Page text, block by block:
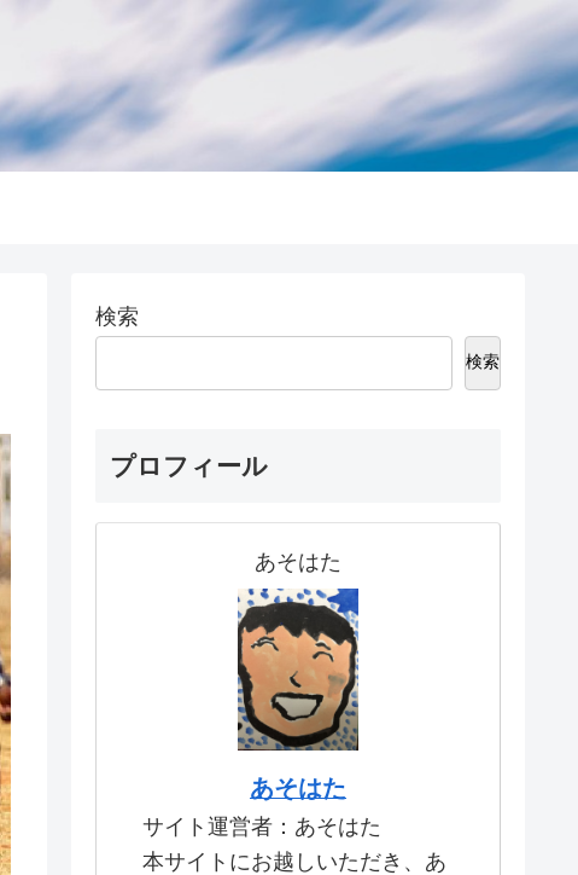
検索
検索
プロフィール
あそはた
あそはた
サイト運営者：あそはた
本サイトにお越しいただき、あ